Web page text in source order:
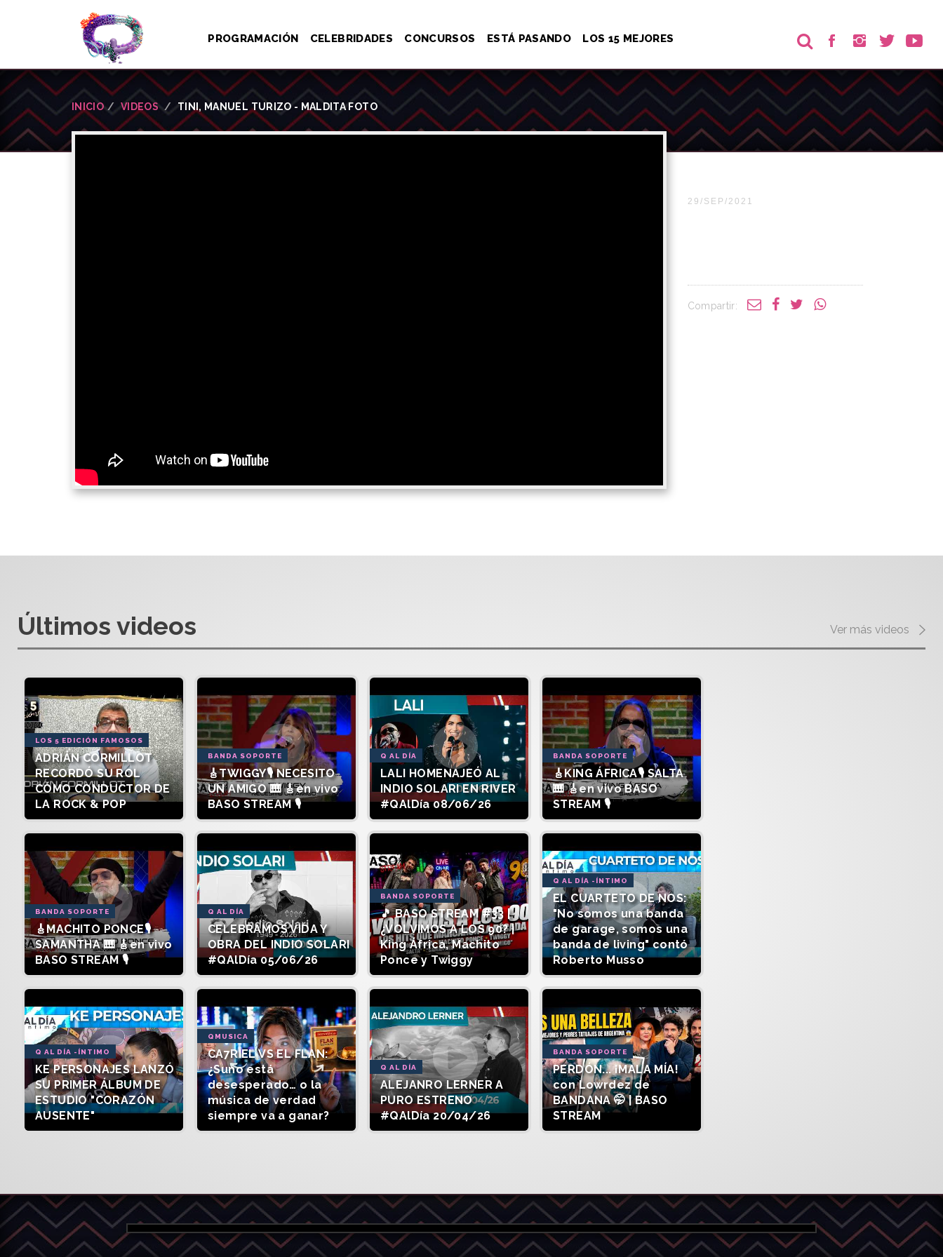
PROGRAMACIÓN CELEBRIDADES CONCURSOS ESTÁ PASANDO LOS 15 MEJORES
INICIO VIDEOS TINI, MANUEL TURIZO - MALDITA FOTO
29/SEP/2021
Compartir:
Últimos videos Ver más videos
LOS 5 EDICIÓN FAMOSOS
ADRIÁN CORMILLOT
RECORDÓ SU ROL
CÓMO CONDUCTOR DE
LA ROCK & POP
BANDA SOPORTE
🎸TWIGGY🎙️ NECESITO
UN AMIGO 🎹 🎸en vivo
BASO STREAM 🎙️
Q AL DÍA
LALI HOMENAJEÓ AL
INDIO SOLARI EN RIVER
#QAlDía 08/06/26
BANDA SOPORTE
🎸KING ÁFRICA🎙️ SALTA
🎹 🎸en vivo BASO
STREAM 🎙️
BANDA SOPORTE
🎸MACHITO PONCE🎙️
SAMANTHA 🎹 🎸en vivo
BASO STREAM 🎙️
Q AL DÍA
CELEBRAMOS VIDA Y
OBRA DEL INDIO SOLARI
#QAlDía 05/06/26
BANDA SOPORTE
🎵 BASO STREAM #33 |
¿VOLVIMOS A LOS 90? |
King África, Machito
Ponce y Twiggy
Q AL DÍA -ÍNTIMO
EL CUARTETO DE NOS:
"No somos una banda
de garage, somos una
banda de living" contó
Roberto Musso
Q AL DÍA -ÍNTIMO
KE PERSONAJES LANZÓ
SU PRIMER ÁLBUM DE
ESTUDIO "CORAZÓN
AUSENTE"
QMUSICA
CA7RIEL VS EL FLAN:
¿Suno está
desesperado… o la
música de verdad
siempre va a ganar?
Q AL DÍA
ALEJANRO LERNER A
PURO ESTRENO
#QAlDía 20/04/26
BANDA SOPORTE
PERDÓN... ¡MALA MÍA!
con Lowrdez de
BANDANA 🤭 | BASO
STREAM